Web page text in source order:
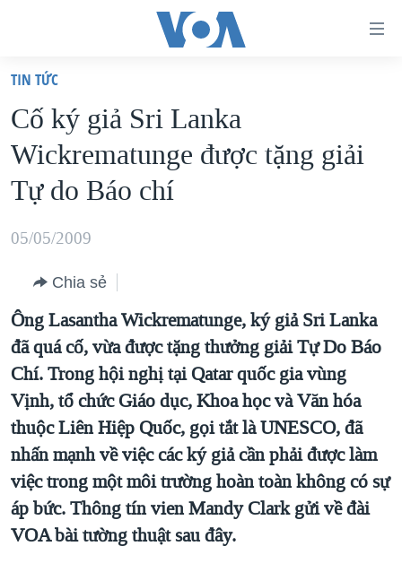
truy
cập
Tới
nội
dung
chính
hướng
chính
Đi
tới
"Tìm"
VIỆT NAM
HOA KỲ
BIỂN ĐÔNG
THẾ GIỚI
DIỄN ĐÀN
MỤC
TỰ DO BÁO CHÍ
VẠCH TRẦN TIN GIẢ
NGƯỜI VIỆT HẢI NGOẠI
ĐỜI SỐNG
KINH TẾ
KHOA HỌC
CHUYÊN ĐỀ
CHIẾN TRANH THƯƠNG MẠI CỦA MỸ: QUÁ KHỨ VÀ HIỆN
TẠI
HÀNH TRÌNH BẦU CỬ 2024
MỘT NĂM CHIẾN TRANH TẠI DẢI GAZA
GIẢI MÃ VÀNH ĐAI & CON ĐƯỜNG
NGÀY TỊ NẠN THẾ GIỚI
HỌC TIẾNG ANH
VIDEO
NGHE
MẠNG XÃ HỘI
TIN TỨC
Cố ký giả Sri Lanka
Wickrematunge được tặng giải
Tự do Báo chí
05/05/2009
Chia sẻ
Ông Lasantha Wickrematunge, ký giả Sri Lanka
đã quá cố, vừa được tặng thưởng giải Tự Do Báo
Chí. Trong hội nghị tại Qatar quốc gia vùng
Vịnh, tổ chức Giáo dục, Khoa học và Văn hóa
thuộc Liên Hiệp Quốc, gọi tắt là UNESCO, đã
nhấn mạnh về việc các ký giả cần phải được làm
việc trong một môi trường hoàn toàn không có sự
áp bức. Thông tín vien Mandy Clark gửi về đài
VOA bài tường thuật sau đây.